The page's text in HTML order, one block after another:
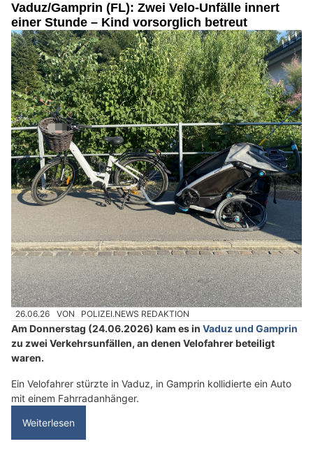
Vaduz/Gamprin (FL): Zwei Velo-Unfälle innert
einer Stunde – Kind vorsorglich betreut
26.06.26 VON POLIZEI.NEWS REDAKTION
Am Donnerstag (24.06.2026) kam es in Vaduz und Gamprin
zu zwei Verkehrsunfällen, an denen Velofahrer beteiligt
waren.
Ein Velofahrer stürzte in Vaduz, in Gamprin kollidierte ein Auto
mit einem Fahrradanhänger.
Weiterlesen